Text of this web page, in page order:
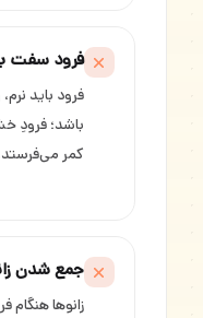
فرود سفت
فرود باید
باشد؛ فرودِ
کمر
جمع شدن
زانوها هنگام